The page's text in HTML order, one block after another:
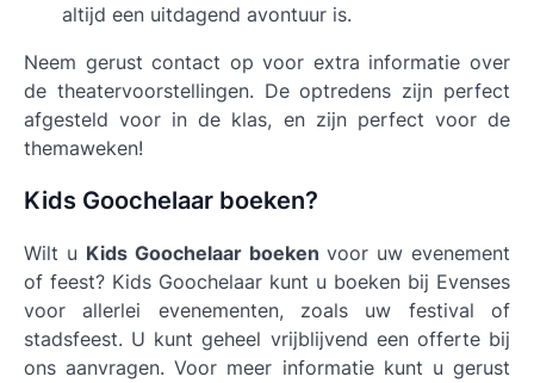
altijd een uitdagend avontuur is.
Neem gerust contact op voor extra informatie over
de theatervoorstellingen. De optredens zijn perfect
afgesteld voor in de klas, en zijn perfect voor de
themaweken!
Kids Goochelaar boeken?
Wilt u Kids Goochelaar boeken voor uw evenement
of feest? Kids Goochelaar kunt u boeken bij Evenses
voor allerlei evenementen, zoals uw festival of
stadsfeest. U kunt geheel vrijblijvend een offerte bij
ons aanvragen. Voor meer informatie kunt u gerust